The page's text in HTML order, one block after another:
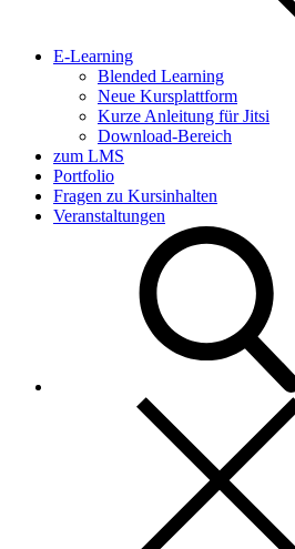
E-Learning
Blended Learning
Neue Kursplattform
Kurze Anleitung für Jitsi
Download-Bereich
zum LMS
Portfolio
Fragen zu Kursinhalten
Veranstaltungen